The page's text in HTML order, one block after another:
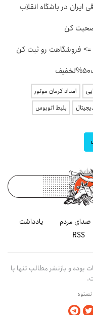
صحبت کن
امداد کرمان موتور
بلیط اتوبوس
صدای مردم
یادداشت
RSS
و بازنشر مطالب تنها با